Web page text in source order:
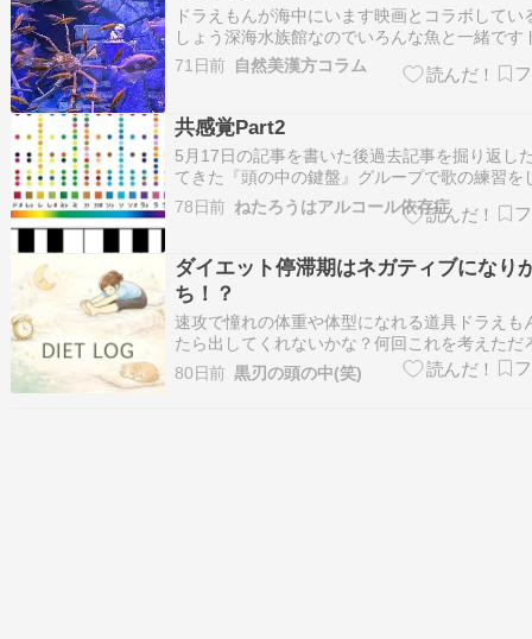
ドラえもんが海中にいます映画とコラボしてい
しょう深海水族館なのでいろんな魚と一緒です
もんって打つとどらはカタカナに自然になって
全く意識してなかったけどドラですね意識して
71日前 自然美漢方コラム
共感覚Part2
5月17日の記事を書いた後過去記事を掘り返し
てきた『頭の中の鍵盤』グループで歌の練習を
た原曲のキーが高すぎたので「一音半下げたら
る？」と尋ねられた「Aを一音半下げたらF#」
感覚」とは〜Wikipe…
78日前 ねたろうはアルコール依存症
ダイエット停滞期はネガティブになり
ち！？
速攻で憧れの体重や体型になれる道具ドラえも
たら出してくれないかな？何回これを考えただ
う・・・(笑) ダイエットしていて、リバウンド
り、停滞期が長引くと、ついこういうこと考え
80日前 黒刃の頭の中(笑)